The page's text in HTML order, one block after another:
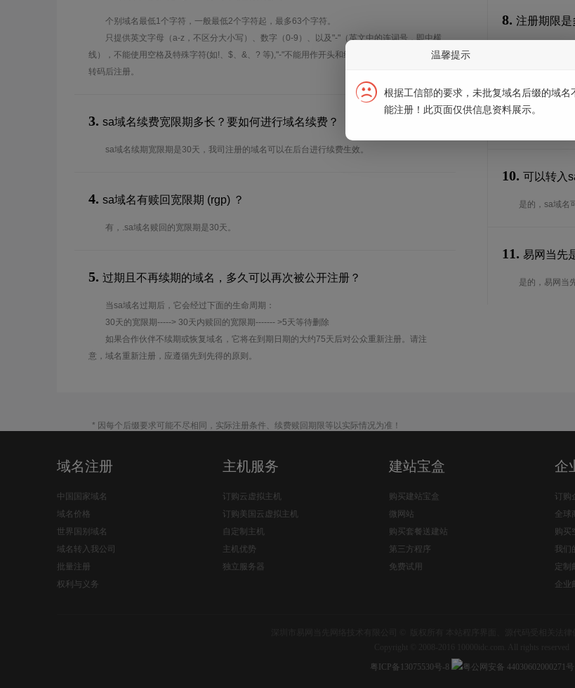
个别域名最低1个字符，一般最低2个字符起，最多63个字符。
只提供英文字母（a-z，不区分大小写）、数字（0-9）、以及"-"（英文中的连词号，即中横
线），不能使用空格及特殊字符(如!、$、&、? 等),"-"不能用作开头和结尾。注*中文域名实际是
转码后注册。
3. sa域名续费宽限期多长？要如何进行域名续费？
sa域名续期宽限期是30天，我司注册的域名可以在后台进行续费生效。
4. sa域名有赎回宽限期 (rgp) ？
有，.sa域名赎回的宽限期是30天。
5. 过期且不再续期的域名，多久可以再次被公开注册？
当sa域名过期后，它会经过下面的生命周期：
30天的宽限期-----> 30天内赎回的宽限期------- >5天等待删除
如果合作伙伴不续期或恢复域名，它将在到期日期的大约75天后对公众重新注册。请注
意，域名重新注册，应遵循先到先得的原则。
8. 注册期限是
注册期限从1
9. 续期期限是
续期期限从1
10. 可以转入
是的，sa域名
11. 易网当先
是的，易网当
* 因每个后缀要求可能不尽相同，实际注册条件、续费赎回期限等以实际情况为准！
域名注册
中国国家域名
域名价格
世界国别域名
域名转入我公司
批量注册
权利与义务
主机服务
订购云虚拟主机
订购美国云虚拟主机
自定制主机
主机优势
独立服务器
建站宝盒
购买建站宝盒
微网站
购买套餐送建站
第三方程序
免费试用
企
订购
全球
购买
我们
定制
企业
粤ICP备13075530号-8
粤公网安备 44030602000271号
温馨提示
根据工信部的要求，未批复域名后缀的域名
能注册！此页面仅供信息资料展示。